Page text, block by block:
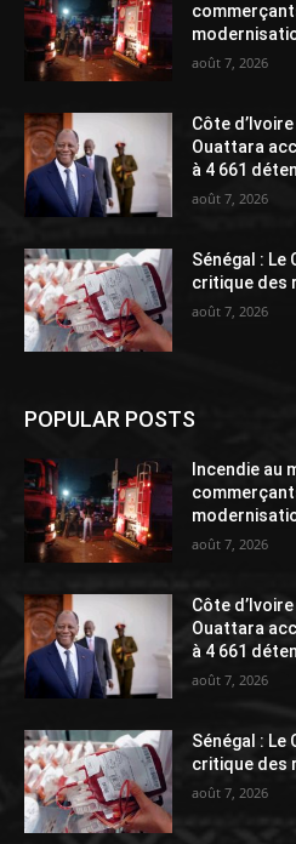
août 7, 2026
Côte
Ouattara
à 4 661
août 7, 2026
Sénégal : Le
critique des
août 7, 2026
POPULAR POSTS
Incendie au
août 7, 2026
Côte
Ouattara
à 4 661
août 7, 2026
Sénégal : Le
critique des
août 7, 2026